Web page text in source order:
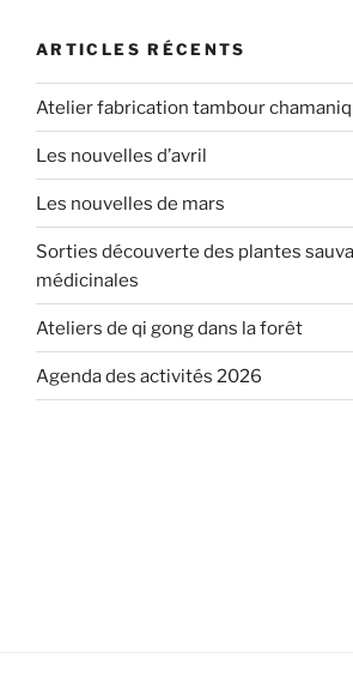
ARTICLES RÉCENTS
Atelier fabrication tambour
Les nouvelles d’avril
Les nouvelles de mars
Sorties découverte des plantes
médicinales
Ateliers de qi gong dans la forêt
Agenda des activités 2026